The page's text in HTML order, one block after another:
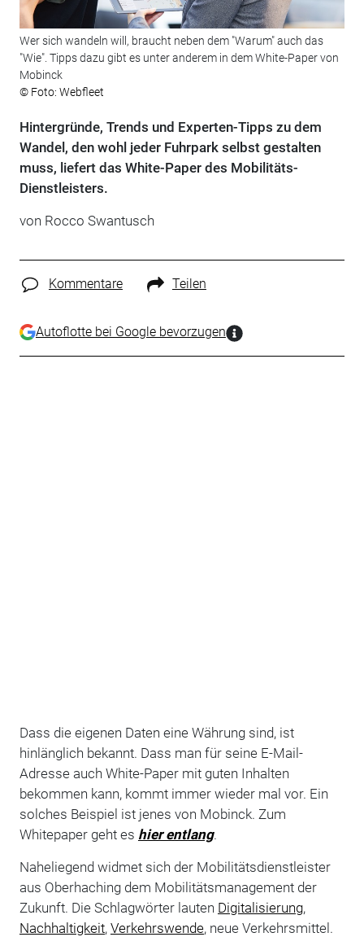
Wer sich wandeln will, braucht neben dem "Warum" auch das
"Wie". Tipps dazu gibt es unter anderem in dem White-Paper von
Mobinck
© Foto: Webfleet
Hintergründe, Trends und Experten-Tipps zu dem
Wandel, den wohl jeder Fuhrpark selbst gestalten
muss, liefert das White-Paper des Mobilitäts-
Dienstleisters.
von Rocco Swantusch
Kommentare Teilen
Autoflotte bei Google bevorzugen
Dass die eigenen Daten eine Währung sind, ist
hinlänglich bekannt. Dass man für seine E-Mail-
Adresse auch White-Paper mit guten Inhalten
bekommen kann, kommt immer wieder mal vor. Ein
solches Beispiel ist jenes von Mobinck. Zum
Whitepaper geht es hier entlang.
Naheliegend widmet sich der Mobilitätsdienstleister
aus Oberhaching dem Mobilitätsmanagement der
Zukunft. Die Schlagwörter lauten Digitalisierung,
Nachhaltigkeit, Verkehrswende, neue Verkehrsmittel.